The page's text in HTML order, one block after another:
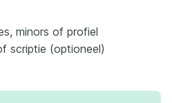
minors of profiel
scriptie (optioneel)